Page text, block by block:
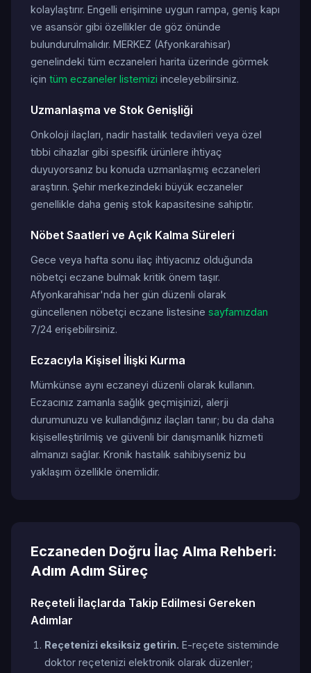
kolaylaştırır. Engelli erişimine uygun rampa, geniş kapı
ve asansör gibi özellikler de göz önünde
bulundurulmalıdır. MERKEZ (Afyonkarahisar)
genelindeki tüm eczaneleri harita üzerinde görmek
için tüm eczaneler listemizi inceleyebilirsiniz.
Uzmanlaşma ve Stok Genişliği
Onkoloji ilaçları, nadir hastalık tedavileri veya özel
tıbbi cihazlar gibi spesifik ürünlere ihtiyaç
duyuyorsanız bu konuda uzmanlaşmış eczaneleri
araştırın. Şehir merkezindeki büyük eczaneler
genellikle daha geniş stok kapasitesine sahiptir.
Nöbet Saatleri ve Açık Kalma Süreleri
Gece veya hafta sonu ilaç ihtiyacınız olduğunda
nöbetçi eczane bulmak kritik önem taşır.
Afyonkarahisar'nda her gün düzenli olarak
güncellenen nöbetçi eczane listesine sayfamızdan
7/24 erişebilirsiniz.
Eczacıyla Kişisel İlişki Kurma
Mümkünse aynı eczaneyi düzenli olarak kullanın.
Eczacınız zamanla sağlık geçmişinizi, alerji
durumunuzu ve kullandığınız ilaçları tanır; bu da daha
kişiselleştirilmiş ve güvenli bir danışmanlık hizmeti
almanızı sağlar. Kronik hastalık sahibiyseniz bu
yaklaşım özellikle önemlidir.
Eczaneden Doğru İlaç Alma Rehberi:
Adım Adım Süreç
Reçeteli İlaçlarda Takip Edilmesi Gereken
Adımlar
Reçetenizi eksiksiz getirin. E-reçete sisteminde
doktor reçetenizi elektronik olarak düzenler;